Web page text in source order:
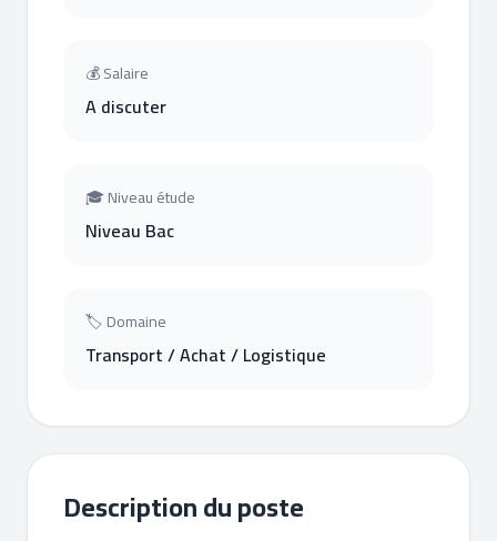
💰 Salaire
A discuter
🎓 Niveau étude
Niveau Bac
🏷 Domaine
Transport / Achat / Logistique
Description du poste